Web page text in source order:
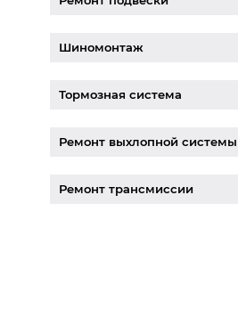
Шиномонтаж
Тормозная система
Ремонт выхлопной системы
Ремонт трансмиссии